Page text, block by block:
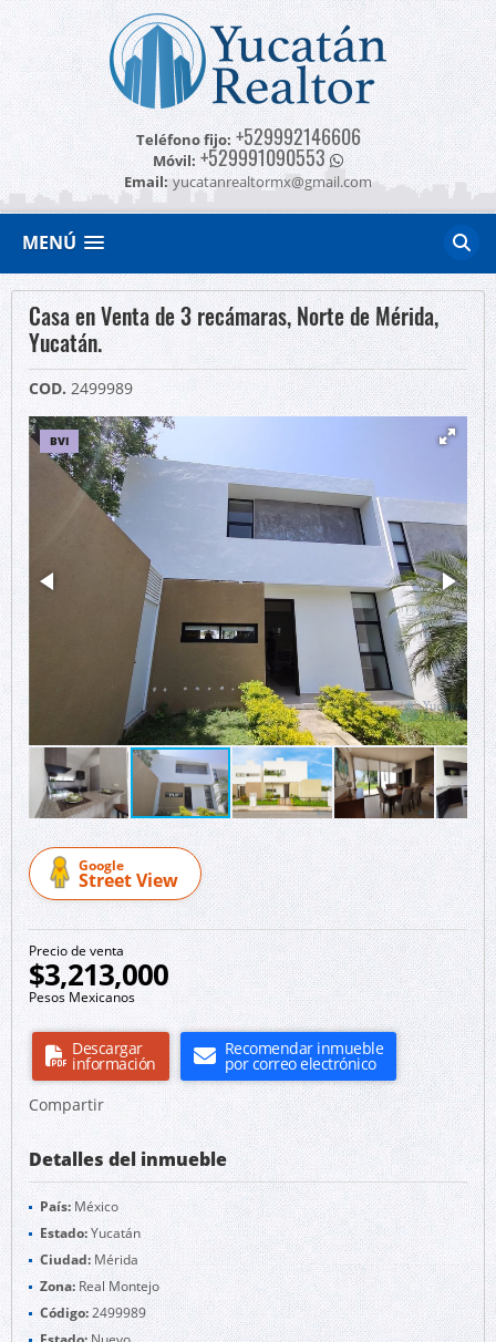
Teléfono fijo: +529992146606
Móvil: +529991090553
Email: yucatanrealtormx@gmail.com
MENÚ
Casa en Venta de 3 recámaras, Norte de Mérida,
Yucatán.
COD. 2499989
BVI
Google
Street View
Precio de venta
$3,213,000
Pesos Mexicanos
Descargar
información
Recomendar inmueble
por correo electrónico
Compartir
Detalles del inmueble
País: México
Estado:Yucatán
Ciudad: Mérida
Zona: Real Montejo
Código:2499989